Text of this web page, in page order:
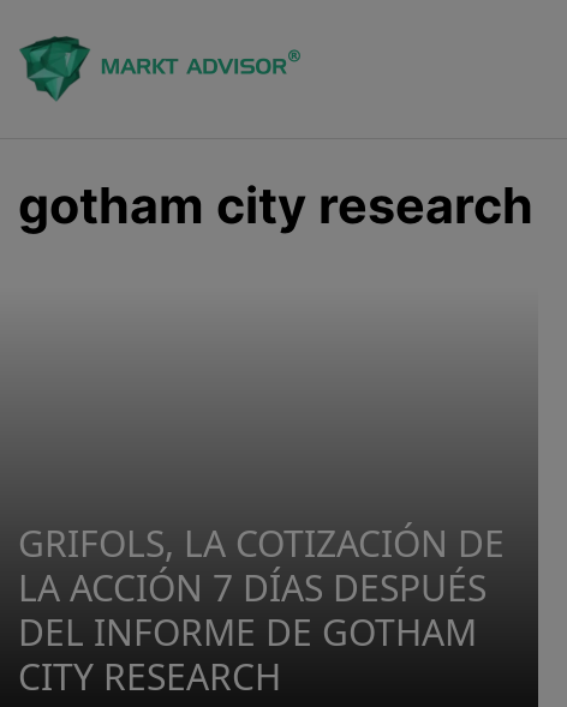
contenido
gotham city research
GRIFOLS, LA COTIZACIÓN DE
LA ACCIÓN 7 DÍAS DESPUÉS
DEL INFORME DE GOTHAM
CITY RESEARCH